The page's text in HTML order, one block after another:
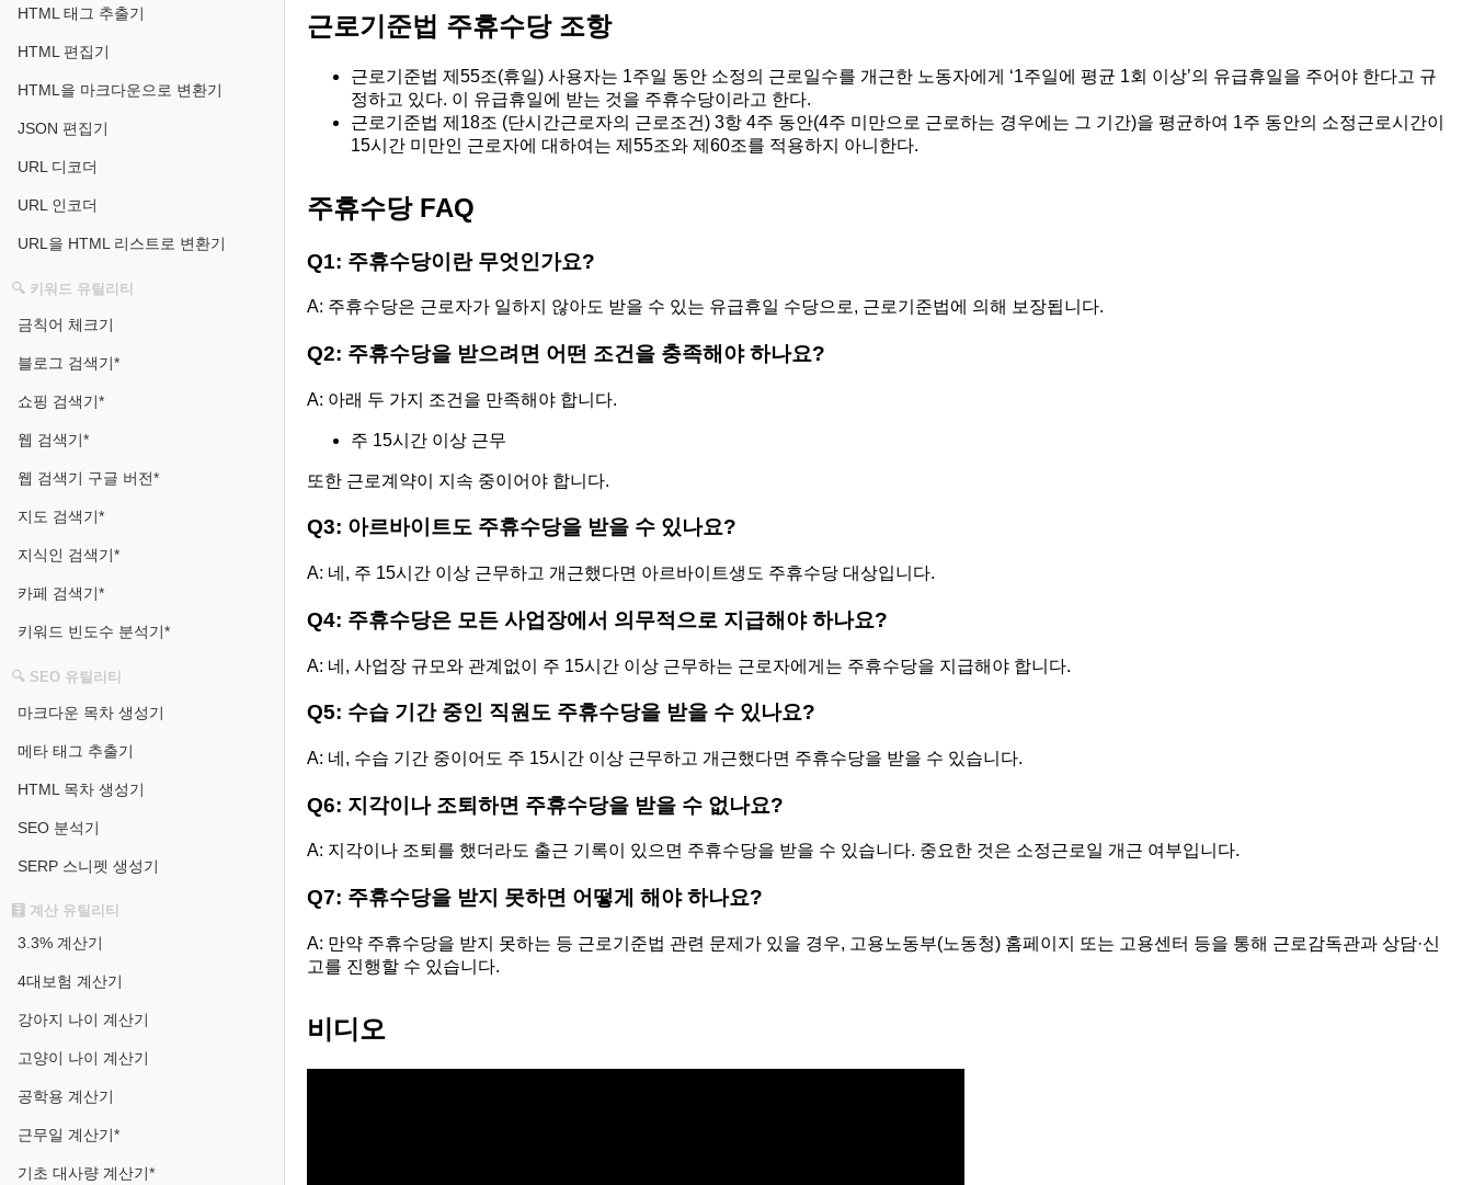
HTML 태그 추출기
HTML 편집기
HTML을 마크다운으로 변환기
JSON 편집기
URL 디코더
URL 인코더
URL을 HTML 리스트로 변환기
🔍 키워드 유틸리티
금칙어 체크기
블로그 검색기*
쇼핑 검색기*
웹 검색기*
웹 검색기 구글 버전*
지도 검색기*
지식인 검색기*
카페 검색기*
키워드 빈도수 분석기*
🔍 SEO 유틸리티
마크다운 목차 생성기
메타 태그 추출기
HTML 목차 생성기
SEO 분석기
SERP 스니펫 생성기
🧮 계산 유틸리티
3.3% 계산기
4대보험 계산기
강아지 나이 계산기
고양이 나이 계산기
공학용 계산기
근무일 계산기*
기초 대사량 계산기*
근로기준법 주휴수당 조항
근로기준법 제55조(휴일) 사용자는 1주일 동안 소정의 근로일수를 개근한 노동자에게 ‘1주일에 평균 1회 이상’의 유급휴일을 주어야 한다고 규
정하고 있다. 이 유급휴일에 받는 것을 주휴수당이라고 한다.
근로기준법 제18조 (단시간근로자의 근로조건) 3항 4주 동안(4주 미만으로 근로하는 경우에는 그 기간)을 평균하여 1주 동안의 소정근로시간이
15시간 미만인 근로자에 대하여는 제55조와 제60조를 적용하지 아니한다.
주휴수당 FAQ
Q1: 주휴수당이란 무엇인가요?
A: 주휴수당은 근로자가 일하지 않아도 받을 수 있는 유급휴일 수당으로, 근로기준법에 의해 보장됩니다.
Q2: 주휴수당을 받으려면 어떤 조건을 충족해야 하나요?
A: 아래 두 가지 조건을 만족해야 합니다.
주 15시간 이상 근무
또한 근로계약이 지속 중이어야 합니다.
Q3: 아르바이트도 주휴수당을 받을 수 있나요?
A: 네, 주 15시간 이상 근무하고 개근했다면 아르바이트생도 주휴수당 대상입니다.
Q4: 주휴수당은 모든 사업장에서 의무적으로 지급해야 하나요?
A: 네, 사업장 규모와 관계없이 주 15시간 이상 근무하는 근로자에게는 주휴수당을 지급해야 합니다.
Q5: 수습 기간 중인 직원도 주휴수당을 받을 수 있나요?
A: 네, 수습 기간 중이어도 주 15시간 이상 근무하고 개근했다면 주휴수당을 받을 수 있습니다.
Q6: 지각이나 조퇴하면 주휴수당을 받을 수 없나요?
A: 지각이나 조퇴를 했더라도 출근 기록이 있으면 주휴수당을 받을 수 있습니다. 중요한 것은 소정근로일 개근 여부입니다.
Q7: 주휴수당을 받지 못하면 어떻게 해야 하나요?
A: 만약 주휴수당을 받지 못하는 등 근로기준법 관련 문제가 있을 경우, 고용노동부(노동청) 홈페이지 또는 고용센터 등을 통해 근로감독관과 상담·신
고를 진행할 수 있습니다.
비디오